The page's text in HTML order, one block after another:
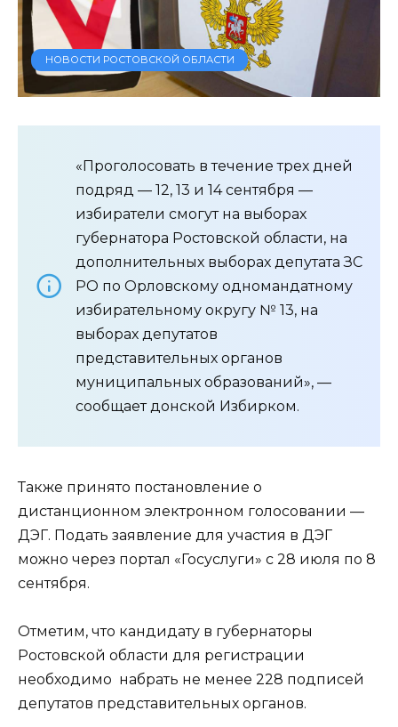
НОВОСТИ РОСТОВСКОЙ ОБЛАСТИ
«Проголосовать в течение трех дней
подряд — 12, 13 и 14 сентября —
избиратели смогут на выборах
губернатора Ростовской области, на
дополнительных выборах депутата ЗС
РО по Орловскому одномандатному
избирательному округу № 13, на
выборах депутатов
представительных органов
муниципальных образований», —
сообщает донской Избирком.
Также принято постановление о
дистанционном электронном голосовании —
ДЭГ. Подать заявление для участия в ДЭГ
можно через портал «Госуслуги» с 28 июля по 8
сентября.
Отметим, что кандидату в губернаторы
Ростовской области для регистрации
необходимо набрать не менее 228 подписей
депутатов представительных органов.